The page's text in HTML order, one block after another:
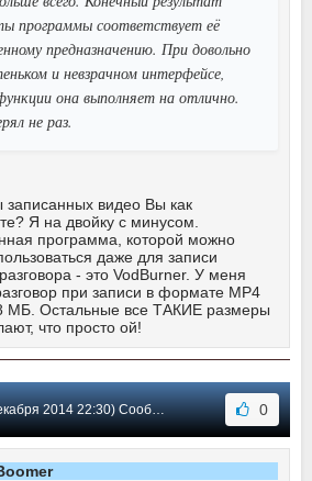
программы соответствует её
предназначению. При довольно
и невзрачном интерфейсе,
она выполняет на отлично.
не раз.
видео Вы как
Я на двойку с минусом.
программа, которой можно
даже для записи
- это VodBurner. У меня
при записи в формате MP4
МБ. Остальные все ТАКИЕ размеры
что просто ой!
2014 22:30) Сообщение #101 0